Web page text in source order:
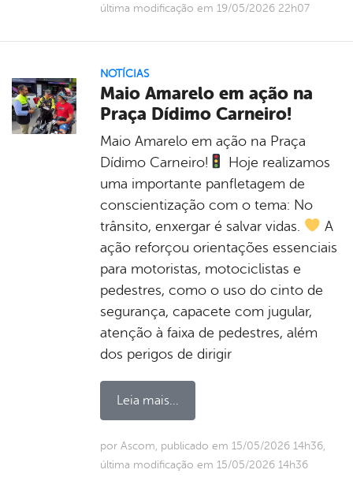
última modificação em 19/05/2026 22h07
NOTÍCIAS
Maio Amarelo em ação na
Praça Dídimo Carneiro!
Maio Amarelo em ação na Praça
Dídimo Carneiro!
Hoje realizamos
uma importante panfletagem de
conscientização com o tema: No
trânsito, enxergar é salvar vidas.
A
ação reforçou orientações essenciais
para motoristas, motociclistas e
pedestres, como o uso do cinto de
segurança, capacete com jugular,
atenção à faixa de pedestres, além
dos perigos de dirigir
Leia mais...
por Ascom, publicado em 15/05/2026 14h36,
última modificação em 15/05/2026 14h36